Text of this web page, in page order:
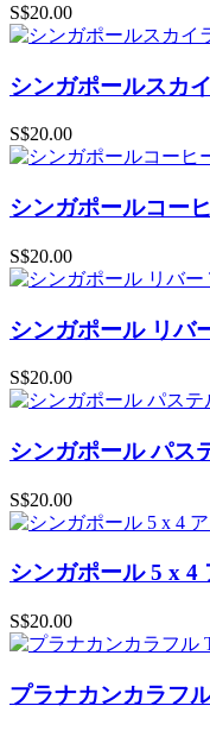
S$20.00
シンガポールスカ
S$20.00
シンガポールコー
S$20.00
シンガポール リバ
S$20.00
シンガポール パス
S$20.00
シンガポール 5 x 4
S$20.00
プラナカンカラフ